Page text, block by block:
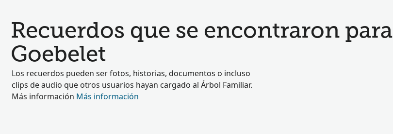
Recuerdos que se encontraron para
Goebelet
Los recuerdos pueden ser fotos, historias, documentos o incluso
clips de audio que otros usuarios hayan cargado al Árbol Familiar.
Más información Más información